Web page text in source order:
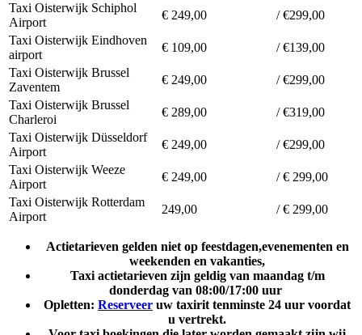
Taxi Oisterwijk Schiphol
Airport
€ 249,00
/ €299,00
Taxi Oisterwijk Eindhoven
airport
€ 109,00
/ €139,00
Taxi Oisterwijk Brussel
Zaventem
€ 249,00
/ €299,00
Taxi Oisterwijk Brussel
Charleroi
€ 289,00
/ €319,00
Taxi Oisterwijk Düsseldorf
Airport
€ 249,00
/ €299,00
Taxi Oisterwijk Weeze
Airport
€ 249,00
/ € 299,00
Taxi Oisterwijk Rotterdam
Airport
249,00 / € 299,00
Actietarieven gelden niet op feestdagen,evenementen en
weekenden en vakanties,
Taxi actietarieven zijn geldig van maandag t/m
donderdag van 08:00/17:00 uur
Opletten: Reserveer uw taxirit tenminste 24 uur voordat
u vertrekt.